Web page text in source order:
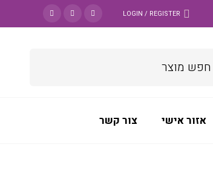
LOGIN / REGISTER
אזור אישי צור קשר